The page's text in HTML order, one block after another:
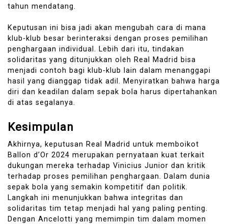
tahun mendatang.
Keputusan ini bisa jadi akan mengubah cara di mana
klub-klub besar berinteraksi dengan proses pemilihan
penghargaan individual. Lebih dari itu, tindakan
solidaritas yang ditunjukkan oleh Real Madrid bisa
menjadi contoh bagi klub-klub lain dalam menanggapi
hasil yang dianggap tidak adil. Menyiratkan bahwa harga
diri dan keadilan dalam sepak bola harus dipertahankan
di atas segalanya.
Kesimpulan
​Akhirnya, keputusan Real Madrid untuk memboikot
Ballon d’Or 2024 merupakan pernyataan kuat terkait
dukungan mereka terhadap Vinicius Junior dan kritik
terhadap proses pemilihan penghargaan.​ Dalam dunia
sepak bola yang semakin kompetitif dan politik.
Langkah ini menunjukkan bahwa integritas dan
solidaritas tim tetap menjadi hal yang paling penting.
Dengan Ancelotti yang memimpin tim dalam momen